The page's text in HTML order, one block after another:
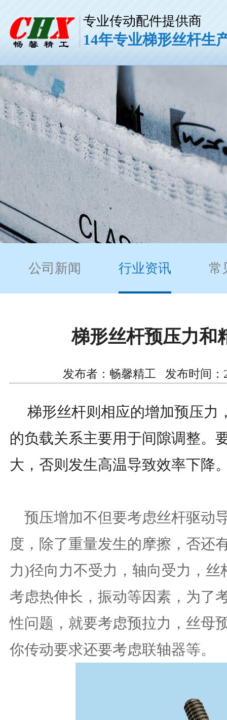
专业传动配件提供商
14年专业梯形丝杆生
公司新闻 行业资讯 常
梯形丝杆预压力和
发布者：畅馨精工 发布时间：
梯形丝杆则相应的增加预压力
的负载关系主要用于间隙调整。
大，否则发生高温导致效率下降
预压增加不但要考虑丝杆驱动
度，除了重量发生的摩擦，否还
力)径向力不受力，轴向受力，
考虑热伸长，振动等因素，为了
性问题，就要考虑预拉力，丝母
你传动要求还要考虑联轴器等。